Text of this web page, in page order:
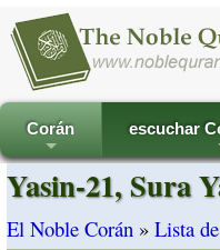
+
Corán
escuchar
Yasin-21, Sura
El Noble Corán » Lista